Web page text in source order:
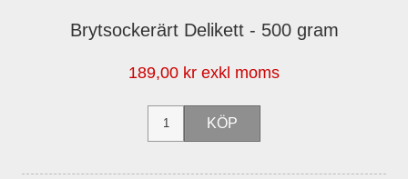
Brytsockerärt Delikett - 500 gram
189,00 kr exkl moms